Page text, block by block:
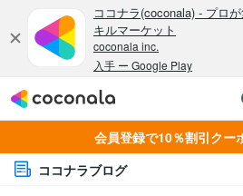
会員登録で10％割引クー
ココナラブログ